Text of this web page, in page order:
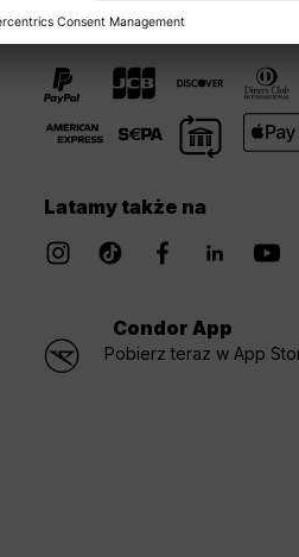
Możliwości uregulowania
Latamy także na
Condor App
Pobierz teraz w App